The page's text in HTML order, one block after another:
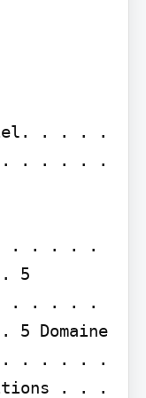
. . . .
. . . . .
. . . . . .
5
. . . . . .
. . . . . .
. . .